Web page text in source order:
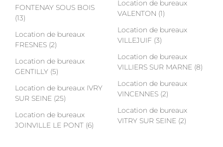
FONTENAY SOUS BOIS
(13)
Location de bureaux
FRESNES (2)
Location de bureaux
GENTILLY (5)
Location de bureaux IVRY
SUR SEINE (25)
Location de bureaux
JOINVILLE LE PONT (6)
Location de bureaux
VALENTON (1)
Location de bureaux
VILLEJUIF (3)
Location de bureaux
VILLIERS SUR MARNE (8)
Location de bureaux
VINCENNES (2)
Location de bureaux
VITRY SUR SEINE (2)